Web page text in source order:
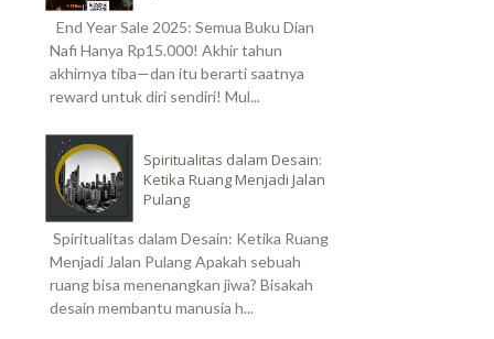
End Year Sale 2025: Semua Buku Dian
Nafi Hanya Rp15.000! Akhir tahun
akhirnya tiba—dan itu berarti saatnya
reward untuk diri sendiri! Mul...
Spiritualitas dalam Desain:
Ketika Ruang Menjadi Jalan
Pulang
Spiritualitas dalam Desain: Ketika Ruang
Menjadi Jalan Pulang Apakah sebuah
ruang bisa menenangkan jiwa? Bisakah
desain membantu manusia h...